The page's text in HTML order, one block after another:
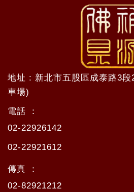
地址 : 新北市五股區成泰路3
車場)
電話 ：
02-22926142
02-22921612
傳真 ：
02-82921212